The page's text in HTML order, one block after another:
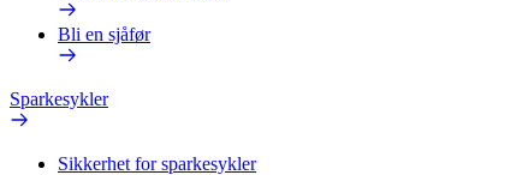
Bli en sjåfør
Sparkesykler
Sikkerhet for sparkesykler